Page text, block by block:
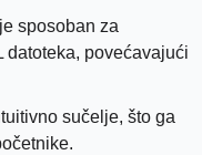
sposoban za
datoteka, povećavajući
sučelje, što ga